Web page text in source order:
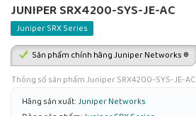
JUNIPER SRX4200-SYS-JE-AC
Juniper SRX Series
Sản phẩm chính hãng Juniper Networks ®
Thông số sản phẩm Juniper SRX4200-SYS-JE-AC
Hãng sản xuất:Juniper Networks